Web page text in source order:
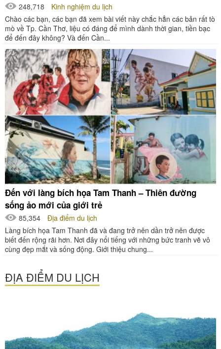
248,718
Kinh nghiệm du lịch
Chào các bạn, các bạn đã xem bài viết này chắc hẳn các bản rất tò
mò về Tp. Cần Thơ, liệu có đáng để mình dành thời gian, tiền bạc
để đến đây không? Và đến Cần...
Đến với làng bích họa Tam Thanh – Thiên đường
sống ảo mới của giới trẻ
85,354
Địa điểm du lịch
Làng bích họa Tam Thanh đã và đang trở nên dần trở nên được
biết đến rộng rãi hơn. Nơi đây nổi tiếng với những bức tranh vẽ vô
cùng đẹp mắt và sống động. Giới thiệu chung...
ĐỊA ĐIỂM DU LỊCH